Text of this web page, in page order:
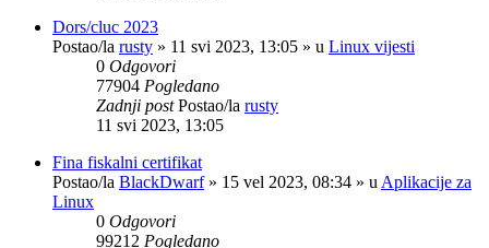
Dors/cluc 2023
Postao/la rusty » 11 svi 2023, 13:05 » u Linux vijesti
0 Odgovori
77904 Pogledano
Zadnji postPostao/la rusty
11 svi 2023, 13:05
Fina fiskalni certifikat
Postao/la BlackDwarf» 15 vel 2023, 08:34 » u Aplikacije za
Linux
0 Odgovori
99212 Pogledano